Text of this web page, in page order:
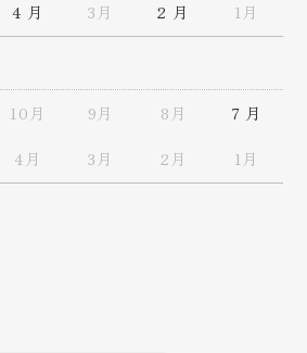
4 月 3月 2 月 1月
10月 9月 8月 7 月
4月 3月 2月 1月